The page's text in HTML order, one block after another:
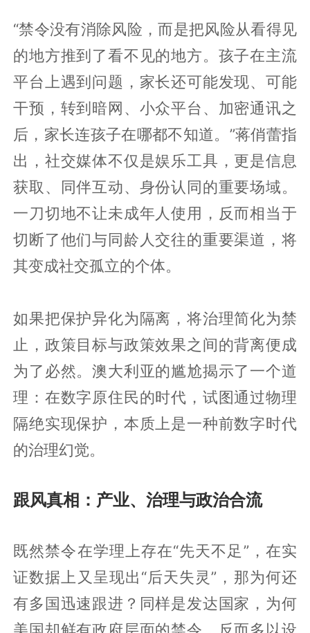
“禁令没有消除风险，而是把风险从看得见
的地方推到了看不见的地方。孩子在主流
平台上遇到问题，家长还可能发现、可能
干预，转到暗网、小众平台、加密通讯之
后，家长连孩子在哪都不知道。”蒋俏蕾指
出，社交媒体不仅是娱乐工具，更是信息
获取、同伴互动、身份认同的重要场域。
一刀切地不让未成年人使用，反而相当于
切断了他们与同龄人交往的重要渠道，将
其变成社交孤立的个体。
如果把保护异化为隔离，将治理简化为禁
止，政策目标与政策效果之间的背离便成
为了必然。澳大利亚的尴尬揭示了一个道
理：在数字原住民的时代，试图通过物理
隔绝实现保护，本质上是一种前数字时代
的治理幻觉。
跟风真相：产业、治理与政治合流
既然禁令在学理上存在“先天不足”，在实
证数据上又呈现出“后天失灵”，那为何还
有多国迅速跟进？同样是发达国家，为何